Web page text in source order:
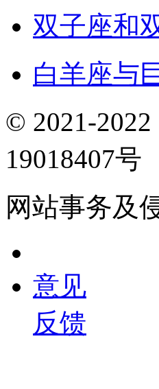
双子座和
白羊座与
© 2021-
19018407号
网站事务及
意见
反馈